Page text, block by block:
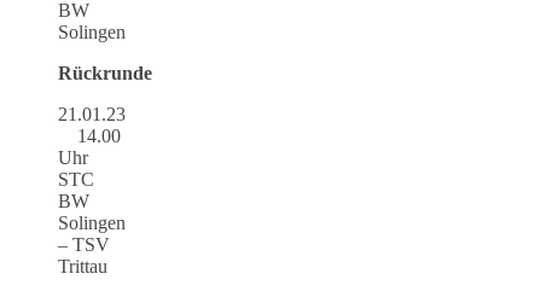
BW
Solingen
Rückrunde
21.01.23
14.00
Uhr
STC
BW
Solingen
– TSV
Trittau